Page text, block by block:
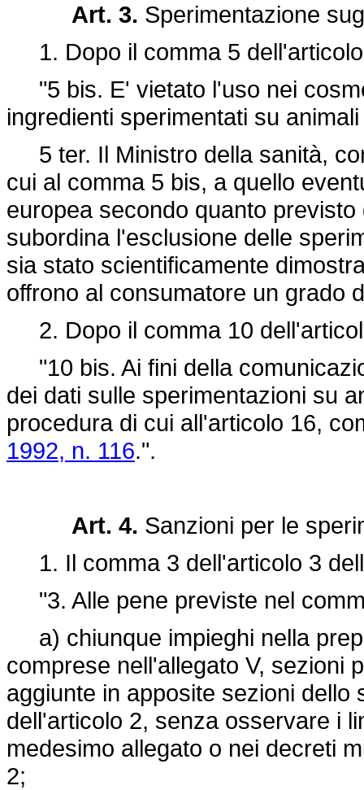
Art. 3. Sperimentazione
1. Dopo il comma 5
"5 bis. E' vietato l'uso nei
ingredienti sperimentati su
5 ter. Il Ministro della sanità,
cui al comma 5 bis, a quello
europea secondo quanto
subordina l'esclusione delle
sia stato scientificamente
offrono al consumatore un grado
2. Dopo il comma 10
"10 bis. Ai fini della
dei dati sulle sperimentazioni su
procedura di cui all'articolo 16,
1992, n. 116.".
Art. 4. Sanzioni per le
1. Il comma 3 dell'articolo 3
"3. Alle pene previste nel
a) chiunque impieghi nella
comprese nell'allegato V, sezioni
aggiunte in apposite sezioni
dell'articolo 2, senza osservare i
medesimo allegato o nei decreti
2;